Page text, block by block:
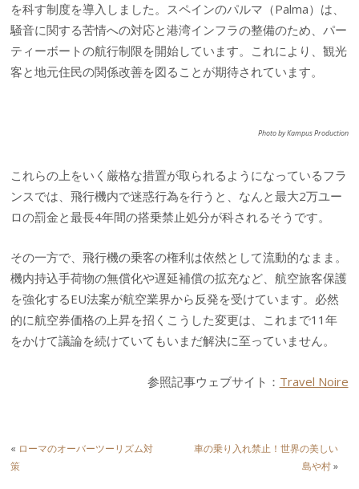
を科す制度を導入しました。スペインのパルマ（Palma）は、
騒音に関する苦情への対応と港湾インフラの整備のため、パー
ティーボートの航行制限を開始しています。これにより、観光
客と地元住民の関係改善を図ることが期待されています。
Photo by Kampus Production
これらの上をいく厳格な措置が取られるようになっているフラ
ンスでは、飛行機内で迷惑行為を行うと、なんと最大2万ユー
ロの罰金と最長4年間の搭乗禁止処分が科されるそうです。
その一方で、飛行機の乗客の権利は依然として流動的なまま。
機内持込手荷物の無償化や遅延補償の拡充など、航空旅客保護
を強化するEU法案が航空業界から反発を受けています。必然
的に航空券価格の上昇を招くこうした変更は、これまで11年
をかけて議論を続けていてもいまだ解決に至っていません。
参照記事ウェブサイト： Travel Noire
« ローマのオーバーツーリズム対
策
車の乗り入れ禁止！世界の美しい
島や村»